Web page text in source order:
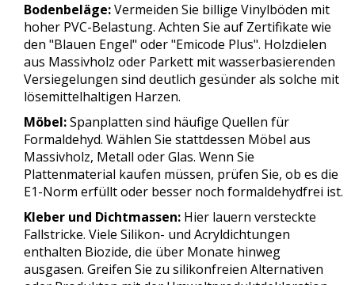
Bodenbeläge:Vermeiden Sie billige Vinylböden mit
hoher PVC-Belastung. Achten Sie auf Zertifikate wie
den "Blauen Engel" oder "Emicode Plus". Holzdielen
aus Massivholz oder Parkett mit wasserbasierenden
Versiegelungen sind deutlich gesünder als solche mit
lösemittelhaltigen Harzen.
Möbel:Spanplatten sind häufige Quellen für
Formaldehyd. Wählen Sie stattdessen Möbel aus
Massivholz, Metall oder Glas. Wenn Sie
Plattenmaterial kaufen müssen, prüfen Sie, ob es die
E1-Norm erfüllt oder besser noch formaldehydfrei ist.
Kleber und Dichtmassen: Hier lauern versteckte
Fallstricke. Viele Silikon- und Acryldichtungen
enthalten Biozide, die über Monate hinweg
ausgasen. Greifen Sie zu silikonfreien Alternativen